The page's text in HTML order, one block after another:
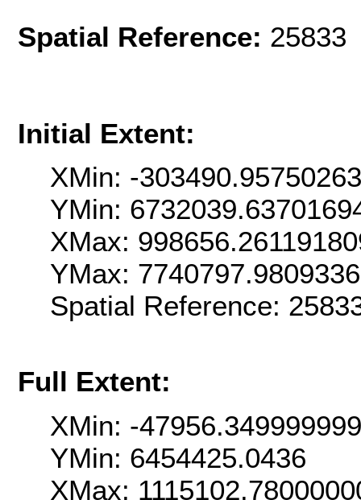
Spatial Reference: 25833
Initial Extent:
XMin: -303490.95750263
YMin:
XMax:
YMax:
Spatial Reference:
Full Extent:
XMin: -
YMin: 6454425.0436
XMax: